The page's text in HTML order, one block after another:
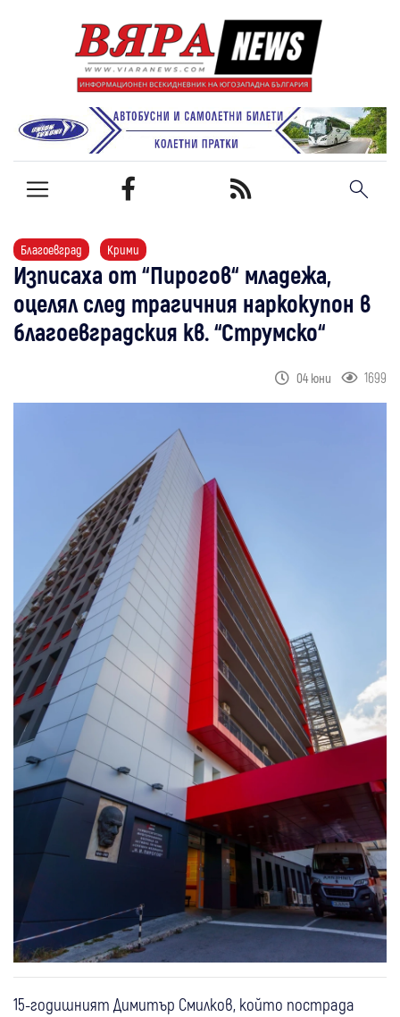
Благоевград Крими
Изписаха от “Пирогов“ младежа,
оцелял след трагичния наркокупон в
благоевградския кв. “Струмско“
04 юни 1699
15-годишният Димитър Смилков, който пострада